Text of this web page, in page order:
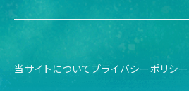
当サイトについてプライバシーポリシー